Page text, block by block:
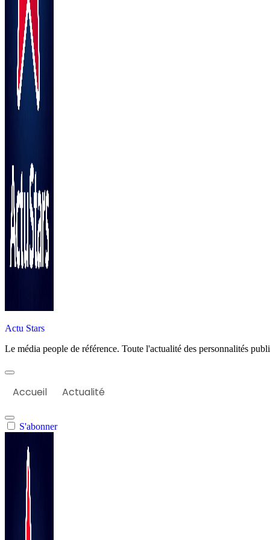
Actu Stars
Le média people de référence. Toute l'actualité des personnalités
Accueil Actualité
S'abonner